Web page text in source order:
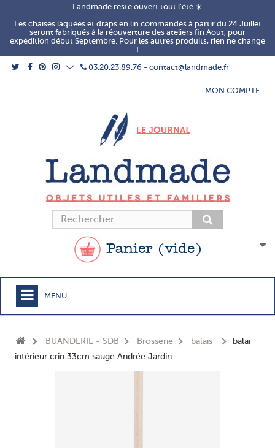
Landmade reste ouvert tout l'été ☀️
Les chaises laquées et draps en lin commandés à partir du 24 Juillet
seront fabriqués à la réouverture des ateliers fin Aout, pour
expédition début Septembre. Pour les autres produits, rien ne change
!
03.20.23.89.76 - contact@landmade.fr
MON COMPTE
Panier (vide)
MENU
BUANDERIE - SDB Brosserie balais
balai
intérieur crin 33cm sauge Andrée Jardin